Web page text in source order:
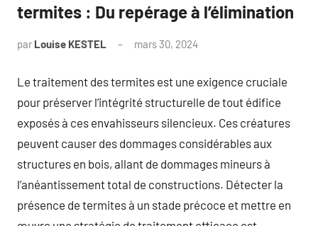
termites : Du repérage à l’élimination
par Louise KESTEL mars 30, 2024
Le traitement des termites est une exigence cruciale
pour préserver l’intégrité structurelle de tout édifice
exposés à ces envahisseurs silencieux. Ces créatures
peuvent causer des dommages considérables aux
structures en bois, allant de dommages mineurs à
l’anéantissement total de constructions. Détecter la
présence de termites à un stade précoce et mettre en